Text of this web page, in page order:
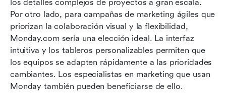
los detalles complejos de proyectos a gran escala.
Por otro lado, para campañas de marketing ágiles que
priorizan la colaboración visual y la flexibilidad,
Monday.com sería una elección ideal. La interfaz
intuitiva y los tableros personalizables permiten que
los equipos se adapten rápidamente a las prioridades
cambiantes. Los especialistas en marketing que usan
Monday también pueden beneficiarse de ello.